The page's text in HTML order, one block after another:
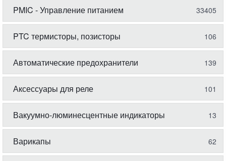
PMIC - Управление питанием 33405
PTC термисторы, позисторы 106
Автоматические предохранители 139
Аксессуары для реле 101
Вакуумно-люминесцентные индикаторы 13
Варикапы 62